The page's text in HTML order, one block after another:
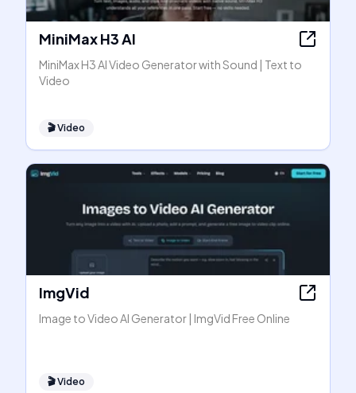
MiniMax H3 AI
MiniMax H3 AI Video Generator with Sound | Text to
Video
🎬Video
ImgVid
Image to Video AI Generator | ImgVid Free Online
🎬Video